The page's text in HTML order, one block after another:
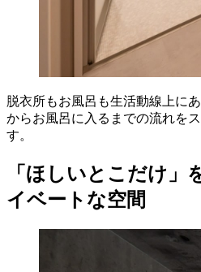
脱衣所もお風呂も生活動線上に
からお風呂に入るまでの流れを
す。
「ほしいとこだけ」
イベートな空間